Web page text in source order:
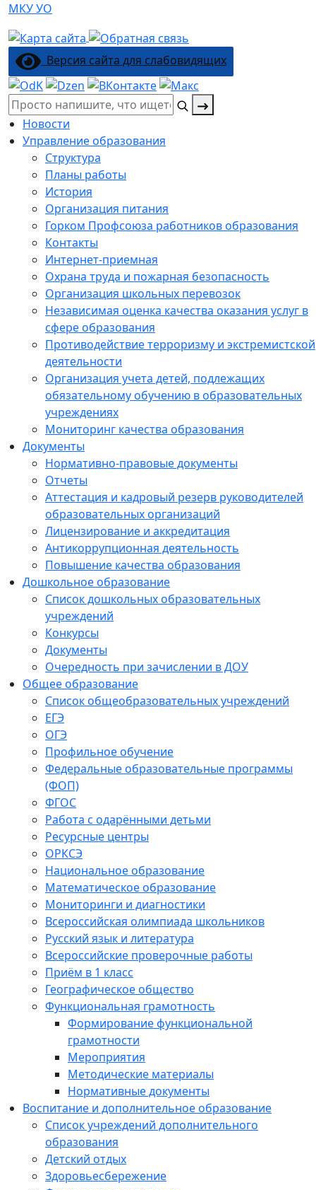
МКУ УО
Версия сайта для слабовидящих
Поиск:
Новости
Управление образования
Структура
Планы работы
История
Организация питания
Горком Профсоюза работников образования
Контакты
Интернет-приемная
Охрана труда и пожарная безопасность
Организация школьных перевозок
Независимая оценка качества оказания услуг в
сфере образования
Противодействие терроризму и экстремистской
деятельности
Организация учета детей, подлежащих
обязательному обучению в образовательных
учреждениях
Мониторинг качества образования
Документы
Нормативно-правовые документы
Отчеты
Аттестация и кадровый резерв руководителей
образовательных организаций
Лицензирование и аккредитация
Антикоррупционная деятельность
Повышение качества образования
Дошкольное образование
Список дошкольных образовательных
учреждений
Конкурсы
Документы
Очередность при зачислении в ДОУ
Общее образование
Список общеобразовательных учреждений
ЕГЭ
ОГЭ
Профильное обучение
Федеральные образовательные программы
(ФОП)
ФГОС
Работа с одарёнными детьми
Ресурсные центры
ОРКСЭ
Национальное образование
Математическое образование
Мониторинги и диагностики
Всероссийская олимпиада школьников
Русский язык и литература
Всероссийские проверочные работы
Приём в 1 класс
Географическое общество
Функциональная грамотность
Формирование функциональной
грамотности
Мероприятия
Методические материалы
Нормативные документы
Воспитание и дополнительное образование
Список учреждений дополнительного
образования
Детский отдых
Здоровьесбережение